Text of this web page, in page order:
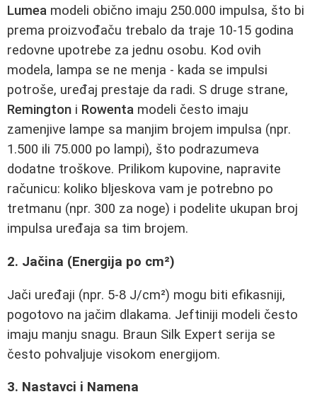
Lumea modeli obično imaju 250.000 impulsa, što bi
prema proizvođaču trebalo da traje 10-15 godina
redovne upotrebe za jednu osobu. Kod ovih
modela, lampa se ne menja - kada se impulsi
potroše, uređaj prestaje da radi. S druge strane,
Remington i Rowenta modeli često imaju
zamenjive lampe sa manjim brojem impulsa (npr.
1.500 ili 75.000 po lampi), što podrazumeva
dodatne troškove. Prilikom kupovine, napravite
računicu: koliko bljeskova vam je potrebno po
tretmanu (npr. 300 za noge) i podelite ukupan broj
impulsa uređaja sa tim brojem.
2. Jačina (Energija po cm²)
Jači uređaji (npr. 5-8 J/cm²) mogu biti efikasniji,
pogotovo na jačim dlakama. Jeftiniji modeli često
imaju manju snagu. Braun Silk Expert serija se
često pohvaljuje visokom energijom.
3. Nastavci i Namena